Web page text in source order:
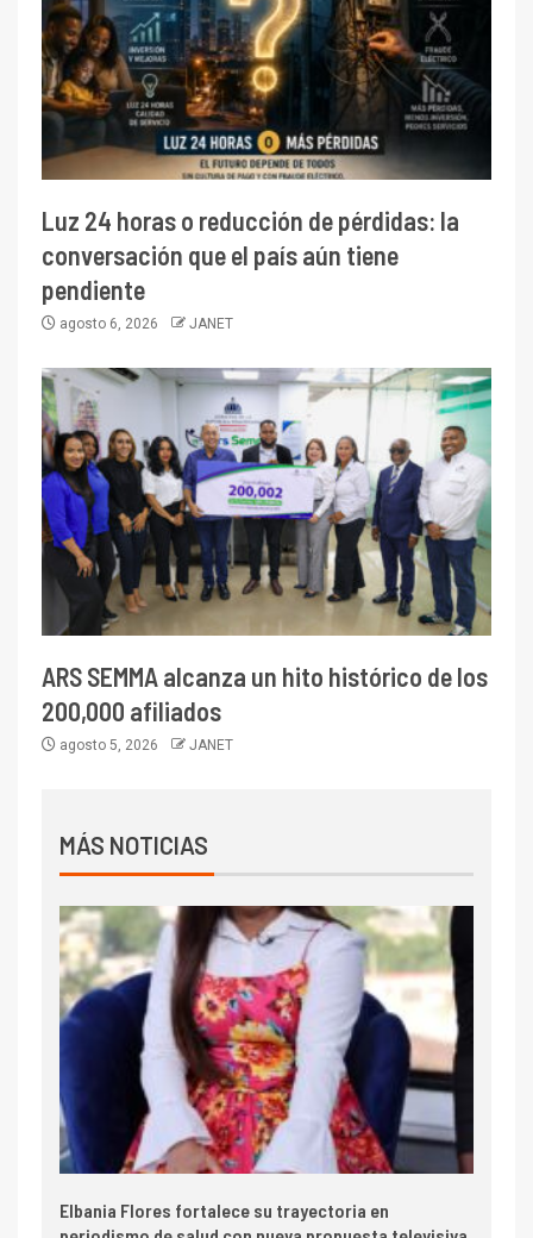
Luz 24 horas o reducción de pérdidas: la
conversación que el país aún tiene
pendiente
agosto 6, 2026 JANET
ARS SEMMA alcanza un hito histórico de los
200,000 afiliados
agosto 5, 2026 JANET
MÁS NOTICIAS
Elbania Flores fortalece su trayectoria en